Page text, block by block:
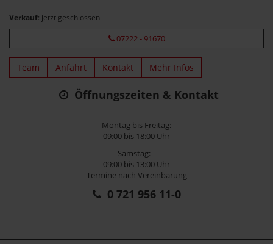
Verkauf: jetzt geschlossen
07222 - 91670
Team Anfahrt Kontakt Mehr Infos
Öffnungszeiten & Kontakt
Montag bis Freitag:
09:00 bis 18:00 Uhr
Samstag:
09:00 bis 13:00 Uhr
Termine nach Vereinbarung
0 721 956 11-0